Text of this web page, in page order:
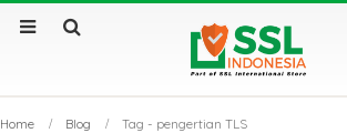
Home Blog Tag - pengertian TLS